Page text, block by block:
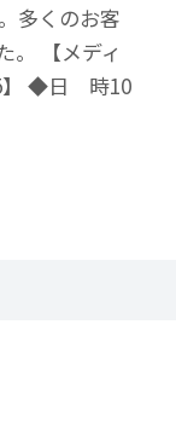
多くのお客
。 【メディ
】 ◆日 時10